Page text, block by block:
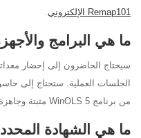
Remap101 الإلكتروني
ما هي البرامج
سيحتاج الحاضرون إلى إحضار
الجلسات العملية. ستحتاج إلى
من برنامج WinOLS 5 مثبتة وجاهزة للاستخدام.
ما هي الشهادة